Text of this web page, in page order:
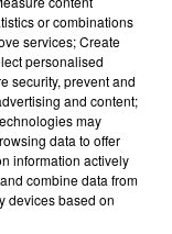
Gomez et
single
Puth pour une
or combinations
services; Create
personalised
security, prevent and
and content;
may
data to offer
information actively
combine data from
devices based on